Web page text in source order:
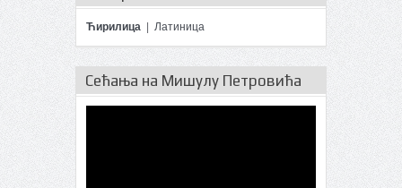
Ћирилица Латиница
Сећања на Мишулу Петровића